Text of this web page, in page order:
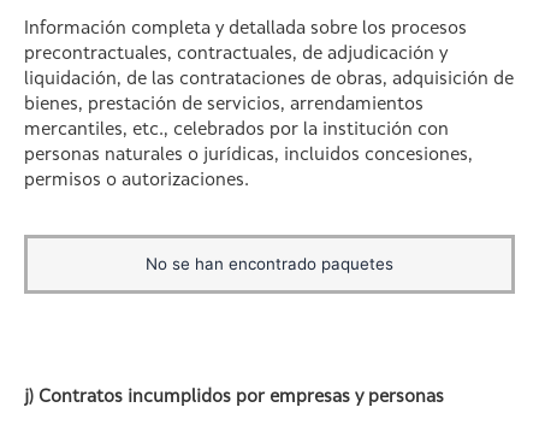
Información completa y detallada sobre los procesos
precontractuales, contractuales, de adjudicación y
liquidación, de las contrataciones de obras, adquisición de
bienes, prestación de servicios, arrendamientos
mercantiles, etc., celebrados por la institución con
personas naturales o jurídicas, incluidos concesiones,
permisos o autorizaciones.
No se han encontrado paquetes
j) Contratos incumplidos por empresas y personas